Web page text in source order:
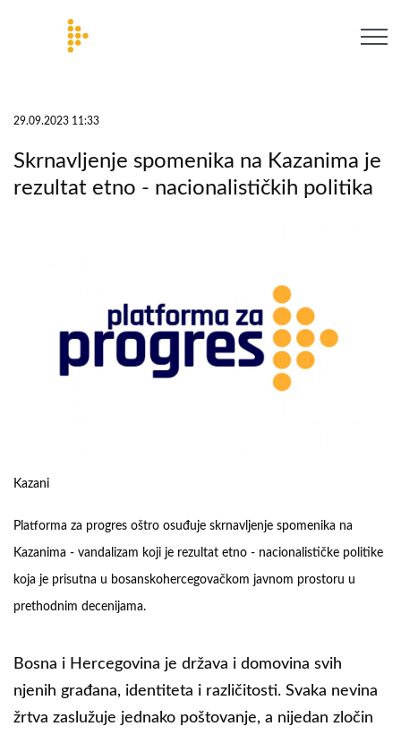
29.09.2023 11:33
Skrnavljenje spomenika na Kazanima je
rezultat etno - nacionalističkih politika
Kazani
Platforma za progres oštro osuđuje skrnavljenje spomenika na
Kazanima - vandalizam koji je rezultat etno - nacionalističke politike
koja je prisutna u bosanskohercegovačkom javnom prostoru u
prethodnim decenijama.
Bosna i Hercegovina je država i domovina svih
njenih građana, identiteta i različitosti. Svaka nevina
žrtva zaslužuje jednako poštovanje, a nijedan zločin